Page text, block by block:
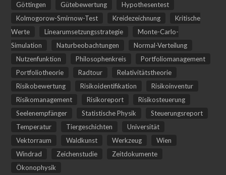
Göttingen
Gütebewertung
Hypothesentest
Kolmogorow-Smirnow-Test
Kreidezeichnung
Kritische
Werte
Linearumsetzungsstrategie
Monte-Carlo-
Simulation
Naturbeobachtungen
Normal-Verteilung
Nutzenfunktion
Philosophenkreis
Portfoliomanagement
Portfoliotheorie
Radtour
Relativitätstheorie
Risikobewertung
Risikoidentifikation
Risikoinventur
Risikomanagement
Risikoreport
Risikosteuerung
Seelenempfänger
Statistische Physik
Steuerungsreport
Temperatur
Tiergeschichten
Universität
Vektorraum
Waldkunst Werkzeug
Wien
Windrad
Zeichenstudie
Zeitdokumente
Ökonophysik